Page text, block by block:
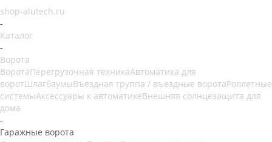
shop-alutech.ru
-
Каталог
-
Ворота
ВоротаПерегрузочная техникаАвтоматика для
воротШлагбаумыВъездная группа / въездные воротаРоллетные
системыАксессуары к автоматикеВнешняя солнцезащита для
дома
-
Гаражные ворота